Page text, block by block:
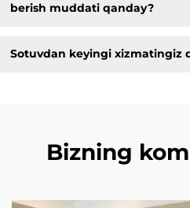
berish muddati qanday?
Sotuvdan keyingi xizmatingiz
Bizning